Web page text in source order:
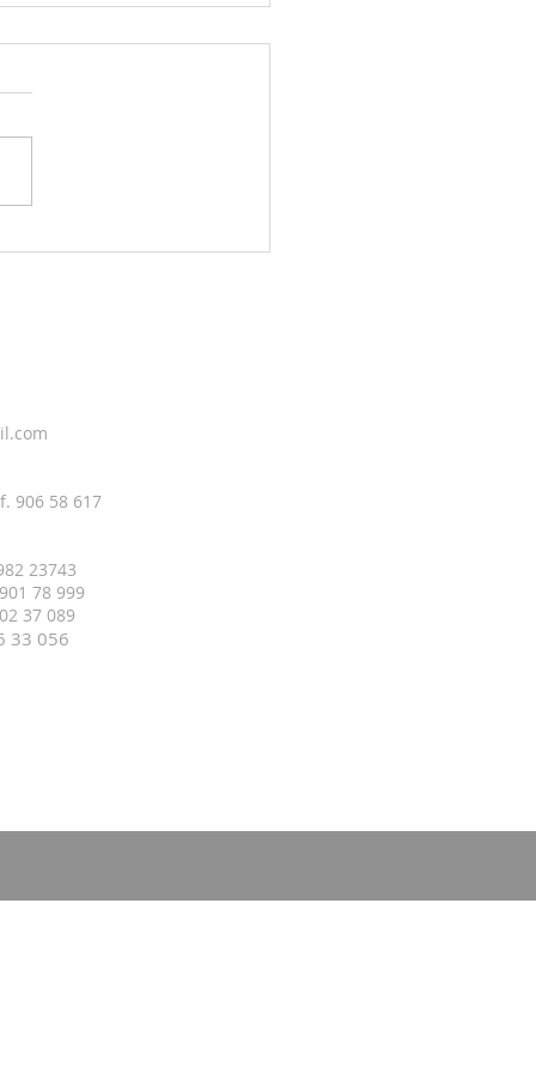
og kontemplasjon
906 58 617
23743
78 999
37 089
33 056